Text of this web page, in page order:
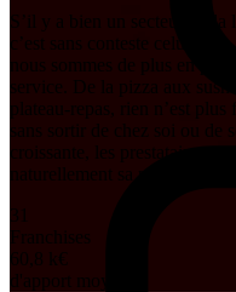
S’il y a bien un secteur où
c’est sans conteste celui de
nous sommes de plus en
service. De la pizza aux
plateau-repas, rien n’est
sans sortir de chez soi ou de
croissante, les prestataires
naturellement sa place sur ce
31
Franchises
60,8 k€
d'apport moyen